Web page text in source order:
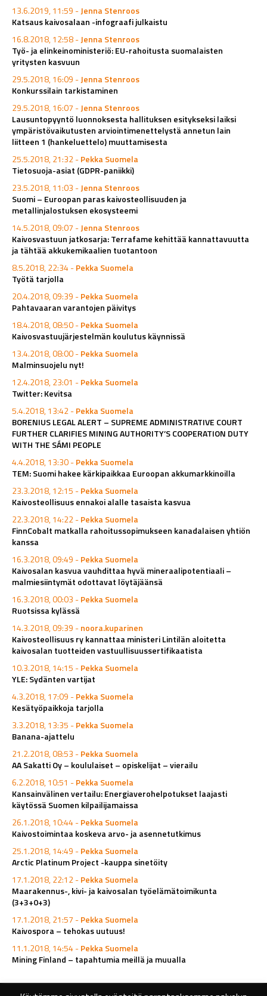
13.6.2019, 11:59 -Jenna Stenroos
Katsaus kaivosalaan -infograafi julkaistu
16.8.2018, 12:58 -Jenna Stenroos
Työ- ja elinkeinoministeriö: EU-rahoitusta suomalaisten
yritysten kasvuun
29.5.2018, 16:09 -Jenna Stenroos
Konkurssilain tarkistaminen
29.5.2018, 16:07 -Jenna Stenroos
Lausuntopyyntö luonnoksesta hallituksen esitykseksi laiksi
ympäristövaikutusten arviointimenettelystä annetun lain
liitteen 1 (hankeluettelo) muuttamisesta
25.5.2018, 21:32 -Pekka Suomela
Tietosuoja-asiat (GDPR-paniikki)
23.5.2018, 11:03 -Jenna Stenroos
Suomi – Euroopan paras kaivosteollisuuden ja
metallinjalostuksen ekosysteemi
14.5.2018, 09:07 -Jenna Stenroos
Kaivosvastuun jatkosarja: Terrafame kehittää kannattavuutta
ja tähtää akkukemikaalien tuotantoon
8.5.2018, 22:34 -Pekka Suomela
Työtä tarjolla
20.4.2018, 09:39 -Pekka Suomela
Pahtavaaran varantojen päivitys
18.4.2018, 08:50 -Pekka Suomela
Kaivosvastuujärjestelmän koulutus käynnissä
13.4.2018, 08:00 -Pekka Suomela
Malminsuojelu nyt!
12.4.2018, 23:01 -Pekka Suomela
Twitter: Kevitsa
5.4.2018, 13:42 -Pekka Suomela
BORENIUS LEGAL ALERT – SUPREME ADMINISTRATIVE COURT
FURTHER CLARIFIES MINING AUTHORITY’S COOPERATION DUTY
WITH THE SÁMI PEOPLE
4.4.2018, 13:30 -Pekka Suomela
TEM: Suomi hakee kärkipaikkaa Euroopan akkumarkkinoilla
23.3.2018, 12:15 -Pekka Suomela
Kaivosteollisuus ennakoi alalle tasaista kasvua
22.3.2018, 14:22 -Pekka Suomela
FinnCobalt matkalla rahoitussopimukseen kanadalaisen yhtiön
kanssa
16.3.2018, 09:49 -Pekka Suomela
Kaivosalan kasvua vauhdittaa hyvä mineraalipotentiaali –
malmiesiintymät odottavat löytäjäänsä
16.3.2018, 00:03 -Pekka Suomela
Ruotsissa kylässä
14.3.2018, 09:39 -noora.kuparinen
Kaivosteollisuus ry kannattaa ministeri Lintilän aloitetta
kaivosalan tuotteiden vastuullisuussertifikaatista
10.3.2018, 14:15 -Pekka Suomela
YLE: Sydänten vartijat
4.3.2018, 17:09 -Pekka Suomela
Kesätyöpaikkoja tarjolla
3.3.2018, 13:35 -Pekka Suomela
Banana-ajattelu
21.2.2018, 08:53 -Pekka Suomela
AA Sakatti Oy – koululaiset – opiskelijat – vierailu
6.2.2018, 10:51 -Pekka Suomela
Kansainvälinen vertailu: Energiaverohelpotukset laajasti
käytössä Suomen kilpailijamaissa
26.1.2018, 10:44 -Pekka Suomela
Kaivostoimintaa koskeva arvo- ja asennetutkimus
25.1.2018, 14:49 -Pekka Suomela
Arctic Platinum Project -kauppa sinetöity
17.1.2018, 22:12 -Pekka Suomela
Maarakennus-, kivi- ja kaivosalan työelämätoimikunta
(3+3+0+3)
17.1.2018, 21:57 -Pekka Suomela
Kaivospora – tehokas uutuus!
11.1.2018, 14:54 -Pekka Suomela
Mining Finland – tapahtumia meillä ja muualla